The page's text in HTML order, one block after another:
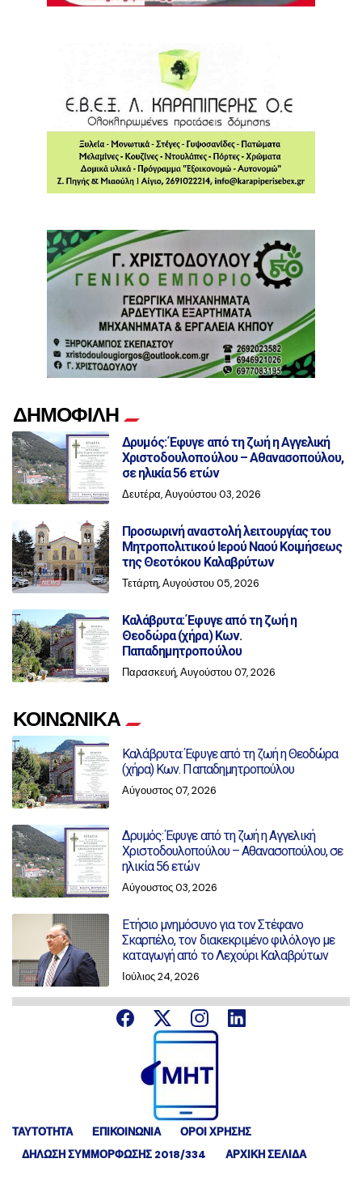
ΔΗΜΟΦΙΛΗ
Δρυμός: Έφυγε από τη ζωή η Αγγελική
Χριστοδουλοπούλου – Αθανασοπούλου,
σε ηλικία 56 ετών
Δευτέρα, Αυγούστου 03, 2026
Προσωρινή αναστολή λειτουργίας του
Μητροπολιτικού Ιερού Ναού Κοιμήσεως
της Θεοτόκου Καλαβρύτων
Τετάρτη, Αυγούστου 05, 2026
Καλάβρυτα: Έφυγε από τη ζωή η
Θεοδώρα (χήρα) Κων.
Παπαδημητροπούλου
Παρασκευή, Αυγούστου 07, 2026
ΚΟΙΝΩΝΙΚΑ
Καλάβρυτα: Έφυγε από τη ζωή η Θεοδώρα
(χήρα) Κων. Παπαδημητροπούλου
Αύγουστος 07, 2026
Δρυμός: Έφυγε από τη ζωή η Αγγελική
Χριστοδουλοπούλου – Αθανασοπούλου, σε
ηλικία 56 ετών
Αύγουστος 03, 2026
Ετήσιο μνημόσυνο για τον Στέφανο
Σκαρπέλο, τον διακεκριμένο φιλόλογο με
καταγωγή από το Λεχούρι Καλαβρύτων
Ιούλιος 24, 2026
ΤΑΥΤΟΤΗΤΑ ΕΠΙΚΟΙΝΩΝΙΑ
ΟΡΟΙ ΧΡΗΣΗΣ
ΔΉΛΩΣΗ ΣΥΜΜΌΡΦΩΣΗΣ 2018/334
ΑΡΧΙΚΗ ΣΕΛΙΔΑ